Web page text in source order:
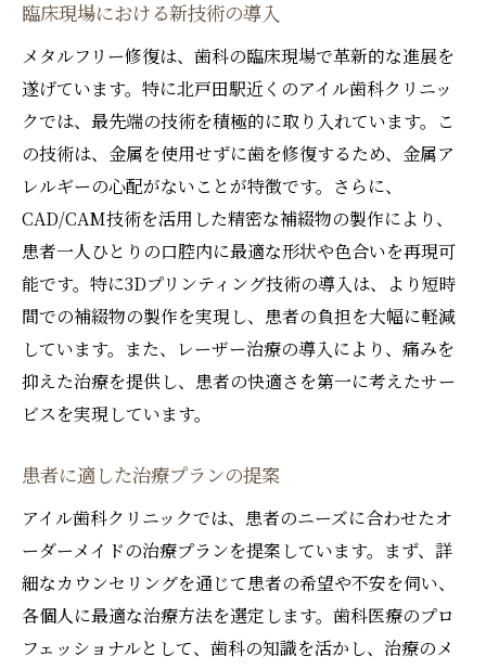
臨床現場における新技術の導入
メタルフリー修復は、歯科の臨床現場で革新的な進展を
遂げています。特に北戸田駅近くのアイル歯科クリニッ
クでは、最先端の技術を積極的に取り入れています。こ
の技術は、金属を使用せずに歯を修復するため、金属ア
レルギーの心配がないことが特徴です。さらに、
CAD/CAM技術を活用した精密な補綴物の製作により、
患者一人ひとりの口腔内に最適な形状や色合いを再現可
能です。特に3Dプリンティング技術の導入は、より短時
間での補綴物の製作を実現し、患者の負担を大幅に軽減
しています。また、レーザー治療の導入により、痛みを
抑えた治療を提供し、患者の快適さを第一に考えたサー
ビスを実現しています。
患者に適した治療プランの提案
アイル歯科クリニックでは、患者のニーズに合わせたオ
ーダーメイドの治療プランを提案しています。まず、詳
細なカウンセリングを通じて患者の希望や不安を伺い、
各個人に最適な治療方法を選定します。歯科医療のプロ
フェッショナルとして、歯科の知識を活かし、治療のメ